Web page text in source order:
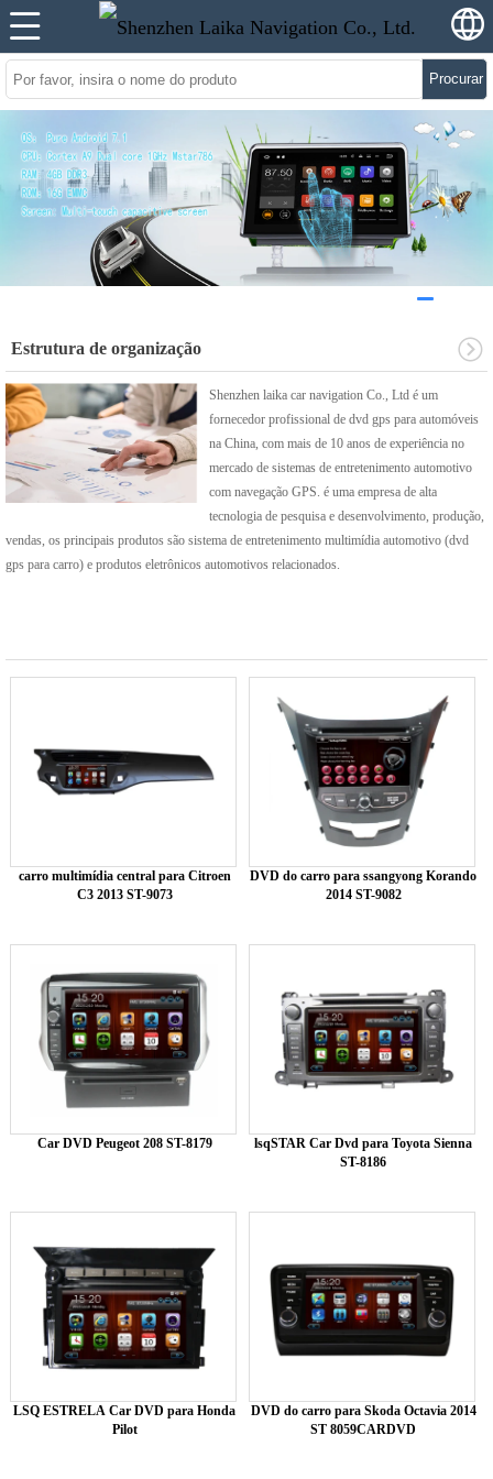
Procurar
Estrutura de organização
Shenzhen laika car navigation Co., Ltd é um
fornecedor profissional de dvd gps para automóveis
na China, com mais de 10 anos de experiência no
mercado de sistemas de entretenimento automotivo
com navegação GPS. é uma empresa de alta
tecnologia de pesquisa e desenvolvimento, produção,
vendas, os principais produtos são sistema de entretenimento multimídia automotivo (dvd
gps para carro) e produtos eletrônicos automotivos relacionados.
carro multimídia central para Citroen
C3 2013 ST-9073
DVD do carro para ssangyong Korando
2014 ST-9082
Car DVD Peugeot 208 ST-8179
lsqSTAR Car Dvd para Toyota Sienna
ST-8186
LSQ ESTRELA Car DVD para Honda
Pilot
DVD do carro para Skoda Octavia 2014
ST 8059CARDVD